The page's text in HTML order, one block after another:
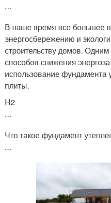
```
В наше время все большее
энергосбережению и
строительству домов.
способов снижения
использование фундамента
плиты.
H2
```
Что такое фундамент
```